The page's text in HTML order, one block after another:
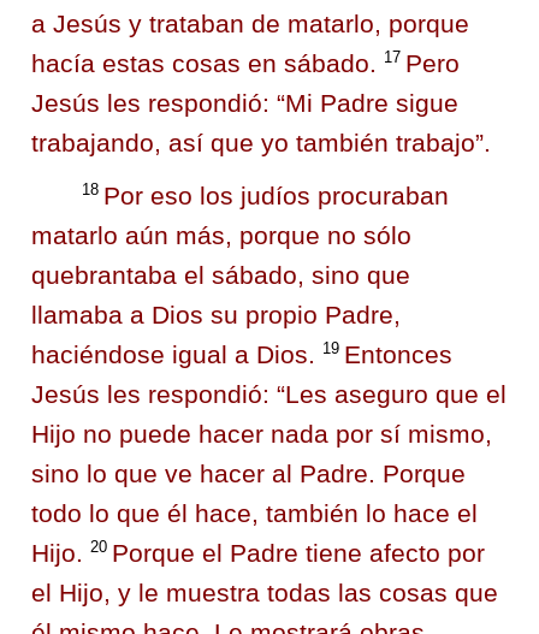
a Jesús y trataban de matarlo, porque
hacía estas cosas en sábado.
17 Pero
Jesús les respondió: “Mi Padre sigue
trabajando, así que yo también trabajo”.
18 Por eso los judíos procuraban
matarlo aún más, porque no sólo
quebrantaba el sábado, sino que
llamaba a Dios su propio Padre,
haciéndose igual a Dios.
19 Entonces
Jesús les respondió: “Les aseguro que el
Hijo no puede hacer nada por sí mismo,
sino lo que ve hacer al Padre. Porque
todo lo que él hace, también lo hace el
Hijo.
20 Porque el Padre tiene afecto por
el Hijo, y le muestra todas las cosas que